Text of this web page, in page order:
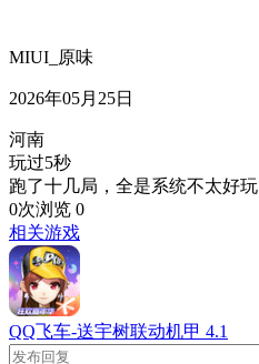
MIUI_原味
2026年05月25日
河南
玩过5秒
跑了十几局，全是系统不太好玩
0次浏览 0
相关游戏
QQ飞车-送宇树联动机甲 4.1